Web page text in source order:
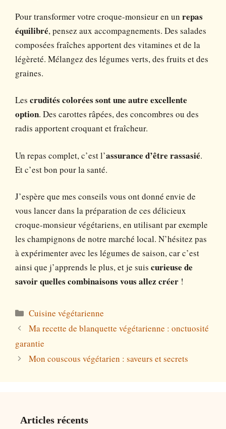
Pour transformer votre croque-monsieur en un repas
équilibré, pensez aux accompagnements. Des salades
composées fraîches apportent des vitamines et de la
légèreté. Mélangez des légumes verts, des fruits et des
graines.
Les crudités colorées sont une autre excellente
option. Des carottes râpées, des concombres ou des
radis apportent croquant et fraîcheur.
Un repas complet, c’est l’assurance d’être rassasié.
Et c’est bon pour la santé.
J’espère que mes conseils vous ont donné envie de
vous lancer dans la préparation de ces délicieux
croque-monsieur végétariens, en utilisant par exemple
les champignons de notre marché local. N’hésitez pas
à expérimenter avec les légumes de saison, car c’est
ainsi que j’apprends le plus, et je suis curieuse de
savoir quelles combinaisons vous allez créer !
Catégories
Cuisine végétarienne
Ma recette de blanquette végétarienne : onctuosité
garantie
Mon couscous végétarien : saveurs et secrets
Articles récents